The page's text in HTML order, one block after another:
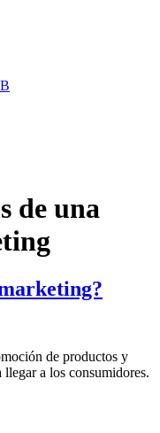
de una
de productos y
a los consumidores.